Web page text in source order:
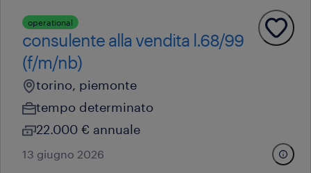
operational
consulente alla vendita l.68/99
(f/m/nb)
torino, piemonte
tempo determinato
22.000 € annuale
13 giugno 2026